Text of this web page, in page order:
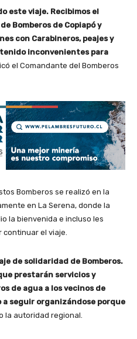
este viaje. Recibimos el
Bomberos de Copiapó y
con Carabineros, peajes y
inconvenientes para
el Comandante del Bomberos
Bomberos se realizó en la
en La Serena, donde la
la bienvenida e incluso les
el viaje.
de solidaridad de Bomberos.
prestarán servicios y
de agua a los vecinos de
a seguir organizándose porque
la autoridad regional.